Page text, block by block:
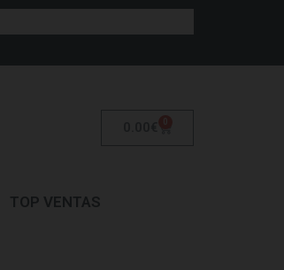
TOP VENTAS